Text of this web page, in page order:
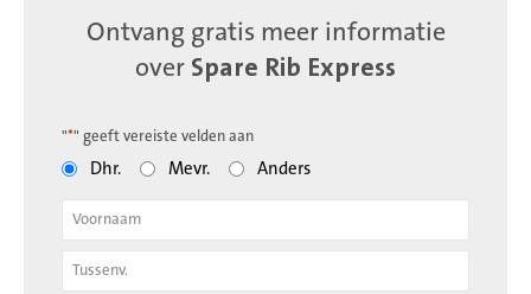
Ontvang gratis meer informatie
over Spare Rib Express
"*" geeft vereiste velden aan
Dhr. Mevr. Anders